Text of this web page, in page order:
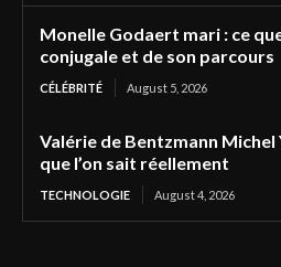
Monelle Godaert mari : ce
conjugale et de son parcours
CÉLÉBRITÉ August 5, 2026
Valérie de Bentzmann
que l’on sait réellement
TECHNOLOGIE August 4, 2026